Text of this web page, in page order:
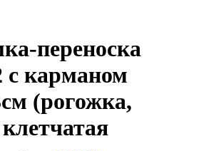
переноска
карманом
(рогожка,